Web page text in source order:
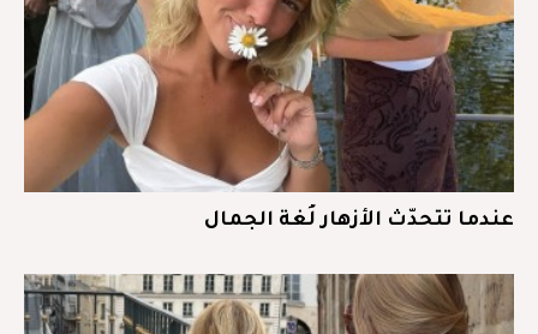
عندما تتحدّث الأزهار لُغة الجمال